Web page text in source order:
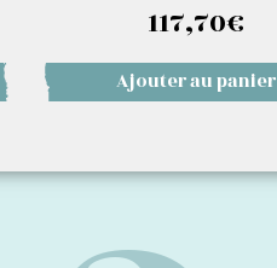
117,70€
Ajouter au panier